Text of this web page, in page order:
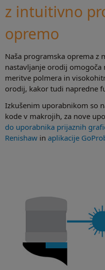
z intuitivno
opremo
Naša programska oprema z
nastavljanje orodij omogoča
meritve polmera in
orodij, kakor tudi napredne
Izkušenim uporabnikom so
kode v makrojih, za nove
do uporabnika prijaznih
Renishaw in aplikacije